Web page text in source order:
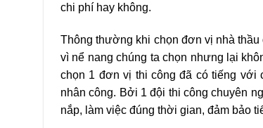
chi phí hay không.
Thông thường khi chọn đơn vị nhà
vì nể nang chúng ta chọn nhưng lại
chọn 1 đơn vị thi công đã có tiếng với
nhân công. Bởi 1 đội thi công chuyên
nắp, làm việc đúng thời gian, đảm bảo